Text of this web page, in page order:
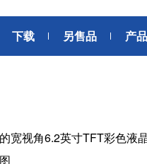
下载 另售品 产
宽视角6.2英寸TFT彩色液